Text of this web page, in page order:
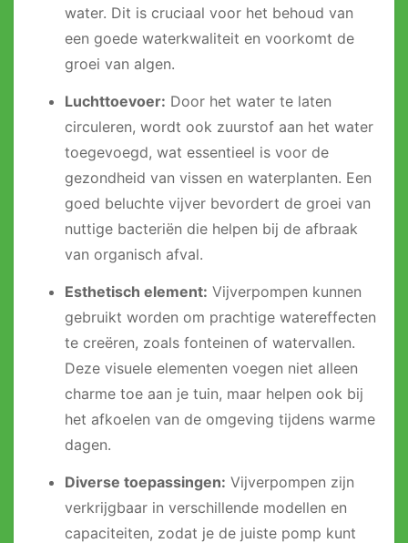
water. Dit is cruciaal voor het behoud van
een goede waterkwaliteit en voorkomt de
groei van algen.
Luchttoevoer: Door het water te laten
circuleren, wordt ook zuurstof aan het water
toegevoegd, wat essentieel is voor de
gezondheid van vissen en waterplanten. Een
goed beluchte vijver bevordert de groei van
nuttige bacteriën die helpen bij de afbraak
van organisch afval.
Esthetisch element: Vijverpompen kunnen
gebruikt worden om prachtige watereffecten
te creëren, zoals fonteinen of watervallen.
Deze visuele elementen voegen niet alleen
charme toe aan je tuin, maar helpen ook bij
het afkoelen van de omgeving tijdens warme
dagen.
Diverse toepassingen: Vijverpompen zijn
verkrijgbaar in verschillende modellen en
capaciteiten, zodat je de juiste pomp kunt